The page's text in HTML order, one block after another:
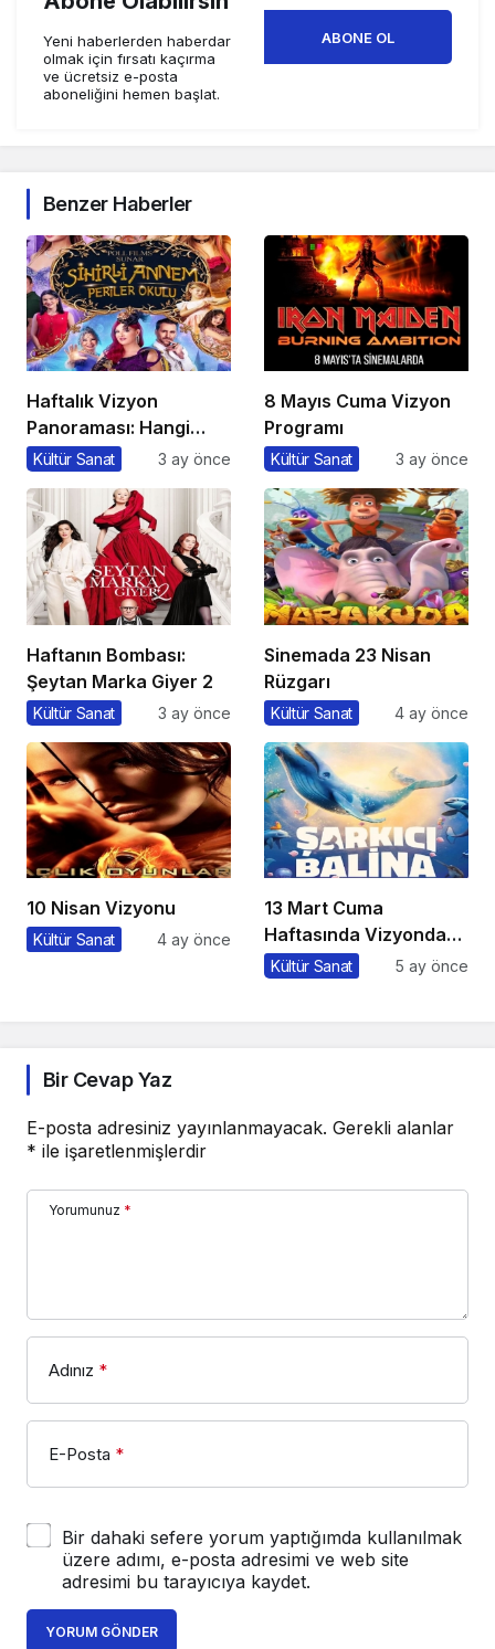
Yeni haberlerden haberdar
olmak için fırsatı kaçırma
ve ücretsiz e-posta
aboneliğini hemen başlat.
ABONE OL
Benzer Haberler
Haftalık Vizyon
Panoraması: Hangi
Filmi İzlemeli?
Kültür Sanat 3 ay önce
8 Mayıs Cuma Vizyon
Programı
Kültür Sanat 3 ay önce
Haftanın Bombası:
Şeytan Marka Giyer 2
Kültür Sanat 3 ay önce
Sinemada 23 Nisan
Rüzgarı
Kültür Sanat 4 ay önce
10 Nisan Vizyonu
Kültür Sanat 4 ay önce
13 Mart Cuma
Haftasında Vizyonda
Hangi Filmler Var?
Kültür Sanat 5 ay önce
Bir Cevap Yaz
E-posta adresiniz yayınlanmayacak. Gerekli alanlar
* ile işaretlenmişlerdir
Yorumunuz *
Adınız *
E-Posta *
Bir dahaki sefere yorum yaptığımda kullanılmak
üzere adımı, e-posta adresimi ve web site
adresimi bu tarayıcıya kaydet.
YORUM GÖNDER